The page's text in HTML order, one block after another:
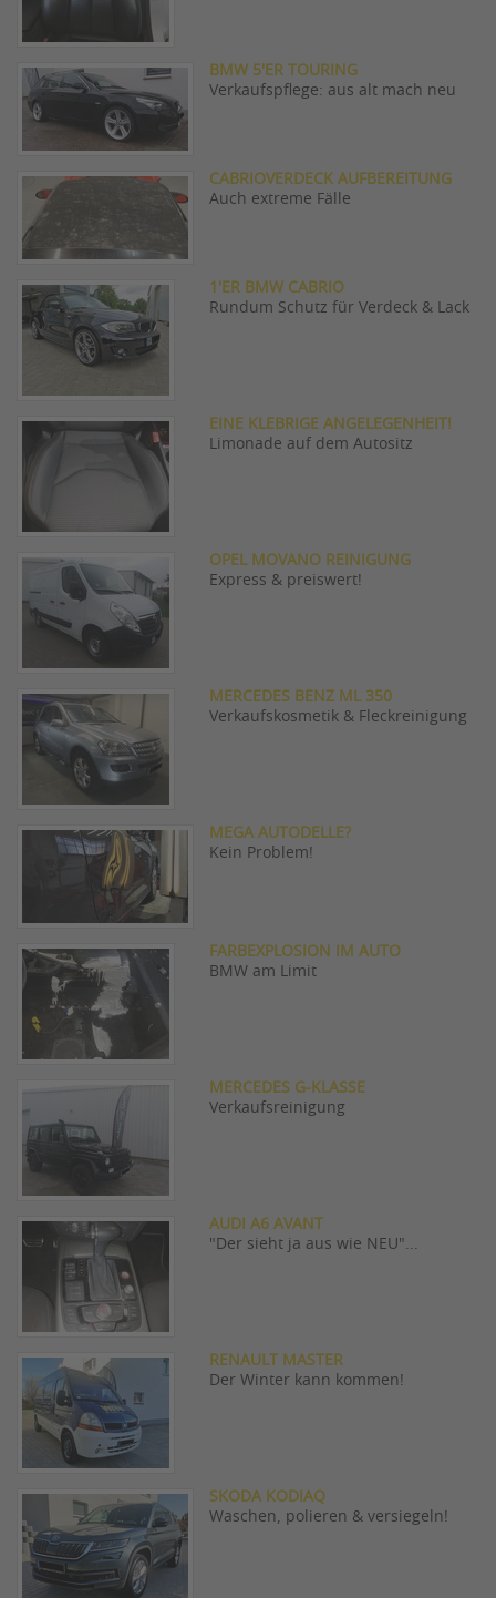
BMW 5'ER TOURING
Verkaufspflege: aus alt mach neu
CABRIOVERDECK AUFBEREITUNG
Auch extreme Fälle
1'ER BMW CABRIO
Rundum Schutz für Verdeck & Lack
EINE KLEBRIGE ANGELEGENHEIT!
Limonade auf dem Autositz
OPEL MOVANO REINIGUNG
Express & preiswert!
MERCEDES BENZ ML 350
Verkaufskosmetik & Fleckreinigung
MEGA AUTODELLE?
Kein Problem!
FARBEXPLOSION IM AUTO
BMW am Limit
MERCEDES G-KLASSE
Verkaufsreinigung
AUDI A6 AVANT
"Der sieht ja aus wie NEU"...
RENAULT MASTER
Der Winter kann kommen!
SKODA KODIAQ
Waschen, polieren & versiegeln!